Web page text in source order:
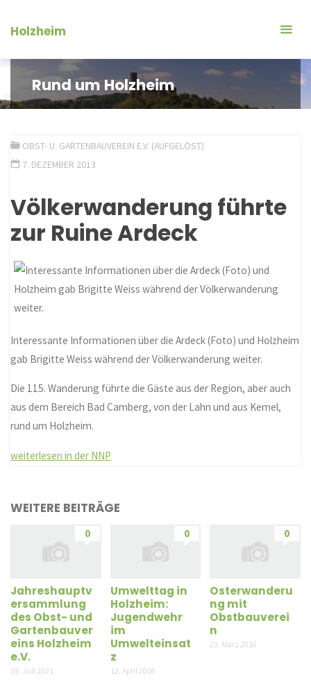
InhaltHolzheim
Rund um Holzheim
OBST- U. GARTENBAUVEREIN E.V. (AUFGELÖST)
7. DEZEMBER 2013
Völkerwanderung führte
zur Ruine Ardeck
Interessante Informationen über die Ardeck (Foto) und Holzheim
gab Brigitte Weiss während der Völkerwanderung weiter.
Die 115. Wanderung führte die Gäste aus der Region, aber auch
aus dem Bereich Bad Camberg, von der Lahn und aus Kemel,
rund um Holzheim.
weiterlesen in der NNP
WEITERE BEITRÄGE
0
Jahreshauptv
ersammlung
des Obst- und
Gartenbauver
eins Holzheim
e.V.
19. Juli 2021
0
Umwelttag in
Holzheim:
Jugendwehr
im
Umwelteinsat
z
12. April 2016
0
Osterwanderu
ng mit
Obstbauverei
n
23. März 2016